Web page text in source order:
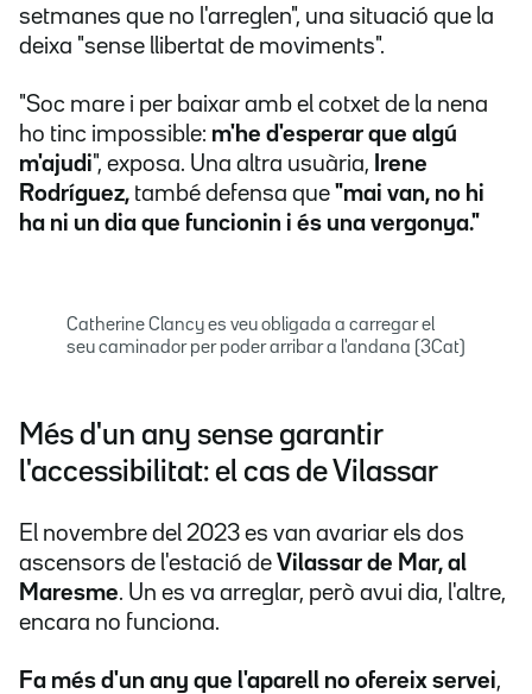
setmanes que no l'arreglen", una situació que la
deixa "sense llibertat de moviments".
"Soc mare i per baixar amb el cotxet de la nena
ho tinc impossible: m'he d'esperar que algú
m'ajudi", exposa. Una altra usuària, Irene
Rodríguez, també defensa que "mai van, no hi
ha ni un dia que funcionin i és una vergonya."
Catherine Clancy es veu obligada a carregar el
seu caminador per poder arribar a l'andana (3Cat)
Més d'un any sense garantir
l'accessibilitat: el cas de Vilassar
El novembre del 2023 es van avariar els dos
ascensors de l'estació de Vilassar de Mar, al
Maresme. Un es va arreglar, però avui dia, l'altre,
encara no funciona.
Fa més d'un any que l'aparell no ofereix servei,